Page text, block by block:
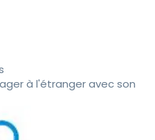
à l'étranger avec son